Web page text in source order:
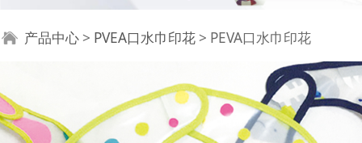
PEVA口水巾印花
产品中心 > PVEA口水巾印花 > PEVA口水巾印花